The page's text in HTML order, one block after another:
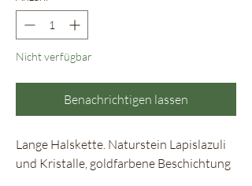
Nicht verfügbar
Benachrichtigen lassen
Lange Halskette. Naturstein Lapislazuli
und Kristalle, goldfarbene Beschichtung